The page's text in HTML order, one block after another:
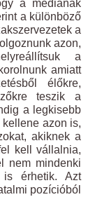
a médiának
a különböző
a
azon,
a
amiatt
élőkre,
teszik a
a legkisebb
azon is,
akiknek a
kell vállalnia,
nem mindenki
is érhetik. Azt
pozícióból